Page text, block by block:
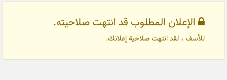
الإعلان المطلوب قد انتهت صلاحيته.
للأسف ، لقد انتهت صلاحية إعلانك.